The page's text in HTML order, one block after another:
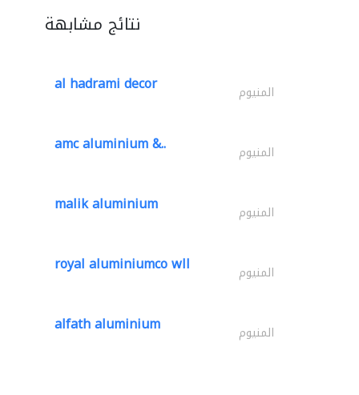
نتائج مشابهة
al hadrami decor المنيوم
amc aluminium &.. المنيوم
malik aluminium المنيوم
royal aluminiumco wll المنيوم
alfath aluminium المنيوم